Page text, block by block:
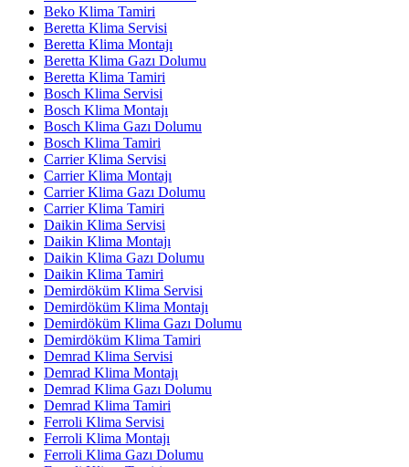
Beko Klima Tamiri
Beretta Klima Servisi
Beretta Klima Montajı
Beretta Klima Gazı Dolumu
Beretta Klima Tamiri
Bosch Klima Servisi
Bosch Klima Montajı
Bosch Klima Gazı Dolumu
Bosch Klima Tamiri
Carrier Klima Servisi
Carrier Klima Montajı
Carrier Klima Gazı Dolumu
Carrier Klima Tamiri
Daikin Klima Servisi
Daikin Klima Montajı
Daikin Klima Gazı Dolumu
Daikin Klima Tamiri
Demirdöküm Klima Servisi
Demirdöküm Klima Montajı
Demirdöküm Klima Gazı Dolumu
Demirdöküm Klima Tamiri
Demrad Klima Servisi
Demrad Klima Montajı
Demrad Klima Gazı Dolumu
Demrad Klima Tamiri
Ferroli Klima Servisi
Ferroli Klima Montajı
Ferroli Klima Gazı Dolumu